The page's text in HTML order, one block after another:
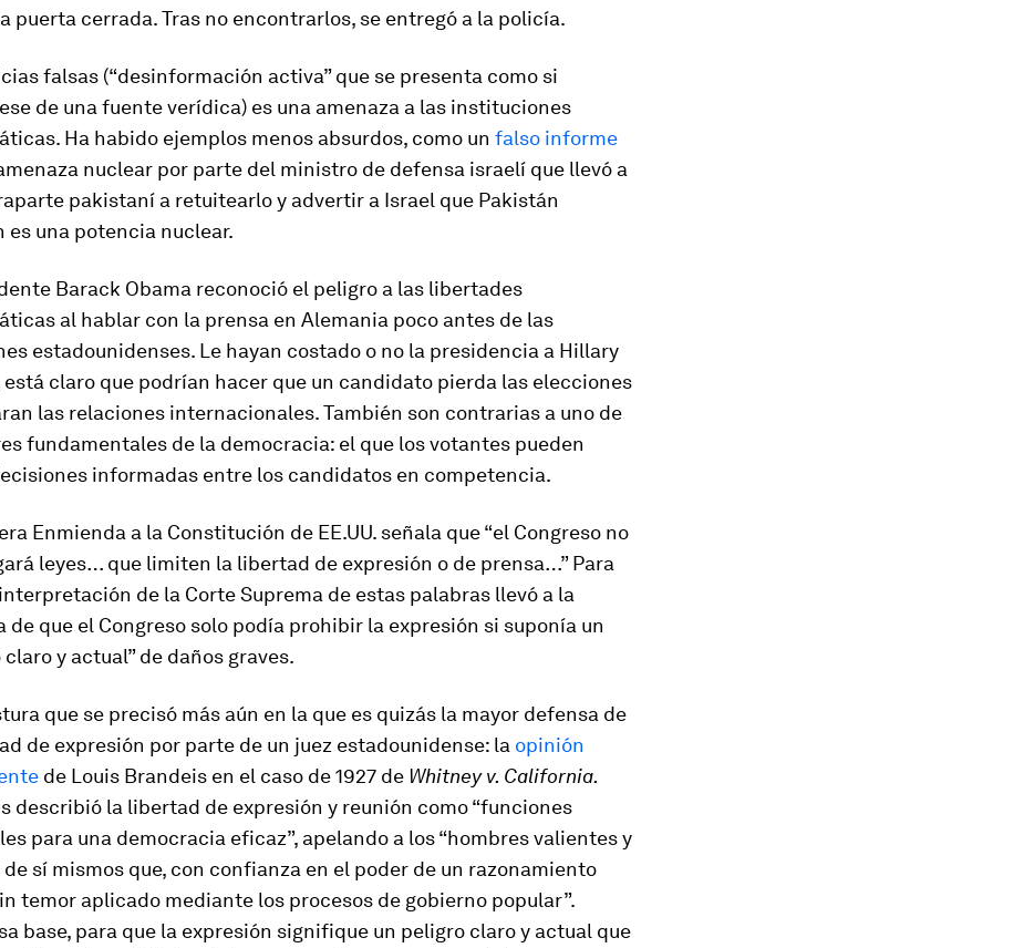
puerta cerrada. Tras no encontrarlos, se entregó a la policía.
falsas (“desinformación activa” que se presenta como si
de una fuente verídica) es una amenaza a las instituciones
Ha habido ejemplos menos absurdos, como un falso informe
nuclear por parte del ministro de defensa israelí que llevó a
pakistaní a retuitearlo y advertir a Israel que Pakistán
es una potencia nuclear.
Barack Obama reconoció el peligro a las libertades
al hablar con la prensa en Alemania poco antes de las
estadounidenses. Le hayan costado o no la presidencia a Hillary
claro que podrían hacer que un candidato pierda las elecciones
las relaciones internacionales. También son contrarias a uno de
fundamentales de la democracia: el que los votantes pueden
informadas entre los candidatos en competencia.
Enmienda a la Constitución de EE.UU. señala que “el Congreso no
leyes… que limiten la libertad de expresión o de prensa…” Para
interpretación de la Corte Suprema de estas palabras llevó a la
de que el Congreso solo podía prohibir la expresión si suponía un
claro y actual” de daños graves.
que se precisó más aún en la que es quizás la mayor defensa de
de expresión por parte de un juez estadounidense: la opinión
de Louis Brandeis en el caso de 1927 de Whitney v. California.
describió la libertad de expresión y reunión como “funciones
para una democracia eficaz”, apelando a los “hombres valientes y
de sí mismos que, con confianza en el poder de un razonamiento
temor aplicado mediante los procesos de gobierno popular”.
base, para que la expresión signifique un peligro claro y actual que